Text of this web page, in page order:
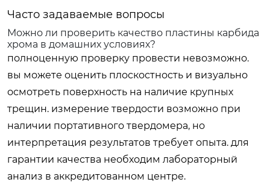
Часто задаваемые вопросы
Можно ли проверить качество пластины карбида
хрома в домашних условиях?
полноценную проверку провести невозможно.
вы можете оценить плоскостность и визуально
осмотреть поверхность на наличие крупных
трещин. измерение твердости возможно при
наличии портативного твердомера, но
интерпретация результатов требует опыта. для
гарантии качества необходим лабораторный
анализ в аккредитованном центре.